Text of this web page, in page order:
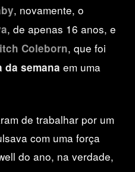
, novamente, o
, de apenas 16 anos, e
Coleborn, que foi
da semana em uma
de trabalhar por um
com uma força
do ano, na verdade,